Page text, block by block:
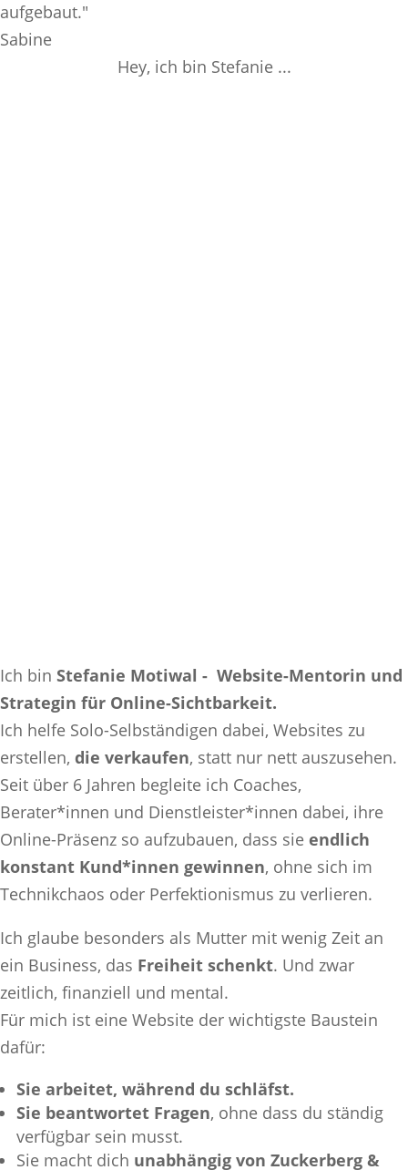
aufgebaut."
Sabine
Hey, ich bin Stefanie ...
Ich bin Stefanie Motiwal - Website-Mentorin und
Strategin für Online-Sichtbarkeit.
Ich helfe Solo-Selbständigen dabei, Websites zu
erstellen, die verkaufen, statt nur nett auszusehen.
Seit über 6 Jahren begleite ich Coaches,
Berater*innen und Dienstleister*innen dabei, ihre
Online-Präsenz so aufzubauen, dass sie endlich
konstant Kund*innen gewinnen, ohne sich im
Technikchaos oder Perfektionismus zu verlieren.
Ich glaube besonders als Mutter mit wenig Zeit an
ein Business, das Freiheit schenkt. Und zwar
zeitlich, finanziell und mental.
Für mich ist eine Website der wichtigste Baustein
dafür:
Sie arbeitet, während du schläfst.
Sie beantwortet Fragen, ohne dass du ständig
verfügbar sein musst.
Sie macht dich unabhängig von Zuckerberg &